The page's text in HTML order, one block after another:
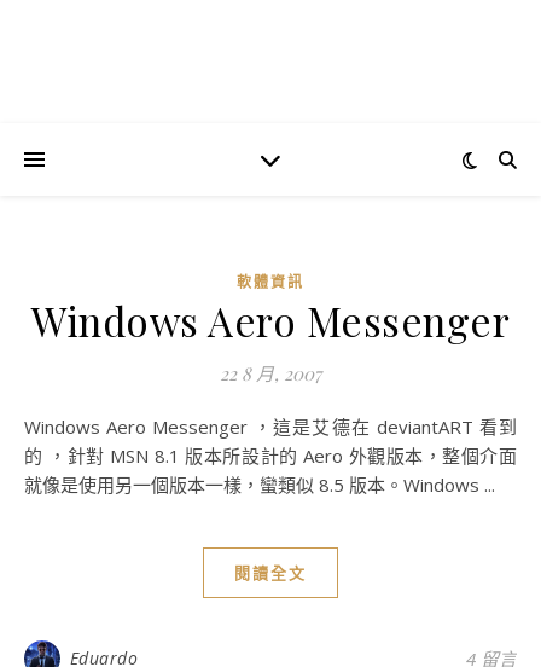
軟體資訊
Windows Aero Messenger
22 8 月, 2007
Windows Aero Messenger ，這是艾德在 deviantART 看到
的 ，針對 MSN 8.1 版本所設計的 Aero 外觀版本，整個介面
就像是使用另一個版本一樣，蠻類似 8.5 版本。Windows ...
閱讀全文
Eduardo 4 留言